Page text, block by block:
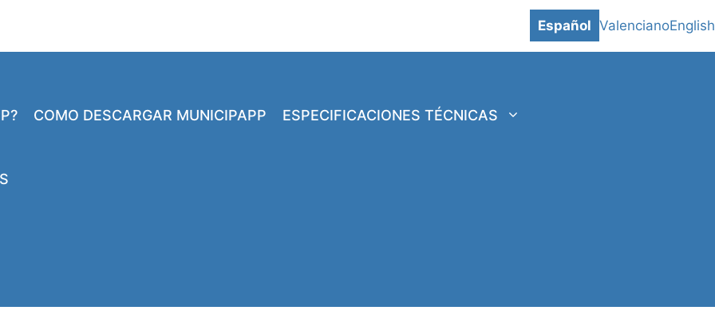
Español ValencianoEnglish
COMO DESCARGAR MUNICIPAPP ESPECIFICACIONES TÉCNICAS